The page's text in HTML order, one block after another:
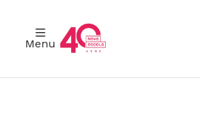
Menu